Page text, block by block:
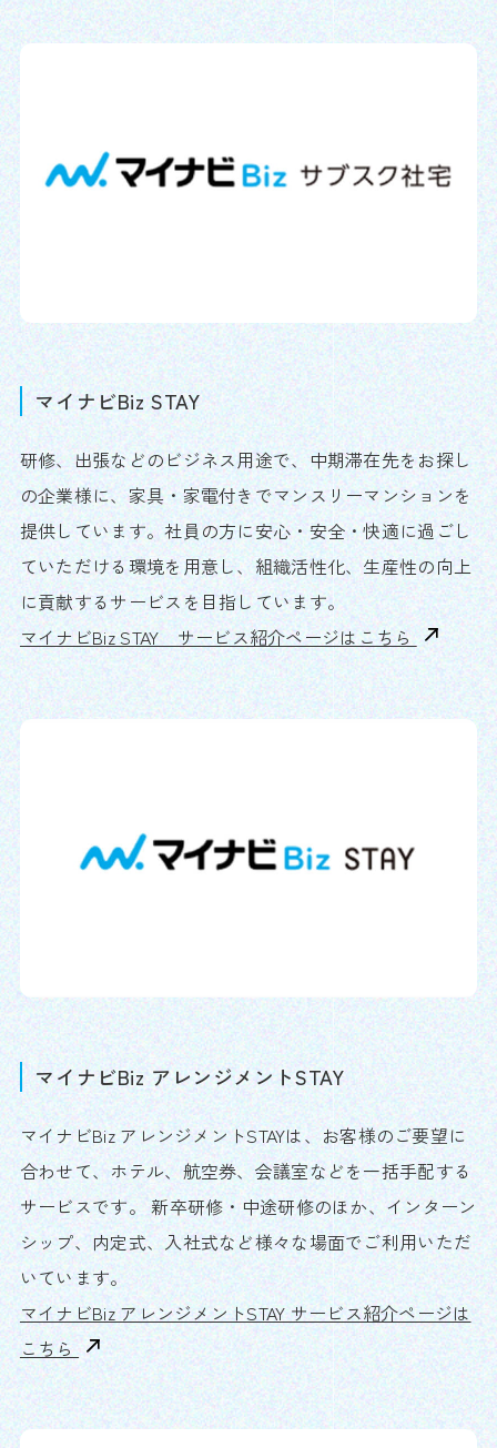
マイナビBiz STAY
研修、出張などのビジネス用途で、中期滞在先をお探し
の企業様に、家具・家電付きでマンスリーマンションを
提供しています。社員の方に安心・安全・快適に過ごし
ていただける環境を用意し、組織活性化、生産性の向上
に貢献するサービスを目指しています。
マイナビBiz STAY サービス紹介ページはこちら
マイナビBiz アレンジメントSTAY
マイナビBiz アレンジメントSTAYは、お客様のご要望に
合わせて、ホテル、航空券、会議室などを一括手配する
サービスです。 新卒研修・中途研修のほか、インターン
シップ、内定式、入社式など様々な場面でご利用いただ
いています。
マイナビBiz アレンジメントSTAY サービス紹介ページは
こちら